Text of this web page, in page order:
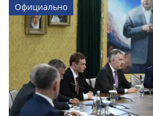
Официально